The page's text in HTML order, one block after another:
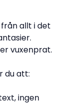
allt i det
vuxenprat.
du att:
ingen